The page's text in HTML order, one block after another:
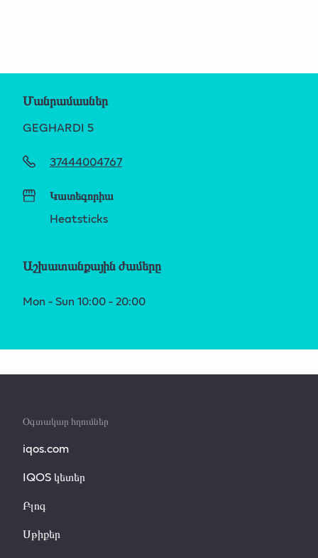
Մանրամասներ
GEGHARDI 5
37444004767
Կատեգորիա
Heatsticks
Աշխատանքային ժամերը
Mon - Sun 10:00 - 20:00
Օգտակար հղումներ
iqos.com
IQOS կետեր
Բլոգ
Սթիքեր